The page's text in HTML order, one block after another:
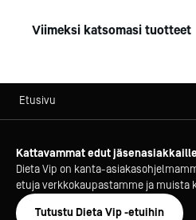
Viimeksi katsomasi tuotteet
Etusivu
Kattavammat edut jäsenasiakkaille
Dieta Vip on kanta-
etuja verkkokaupastamme ja muista
Tutustu Dieta Vip -etuihin